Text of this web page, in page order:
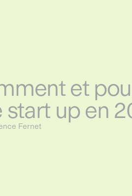
et
start up en
Fernet